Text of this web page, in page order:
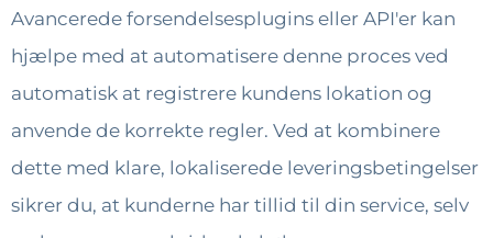
Avancerede forsendelsesplugins eller API'er kan
hjælpe med at automatisere denne proces ved
automatisk at registrere kundens lokation og
anvende de korrekte regler. Ved at kombinere
dette med klare, lokaliserede leveringsbetingelser
sikrer du, at kunderne har tillid til din service, selv